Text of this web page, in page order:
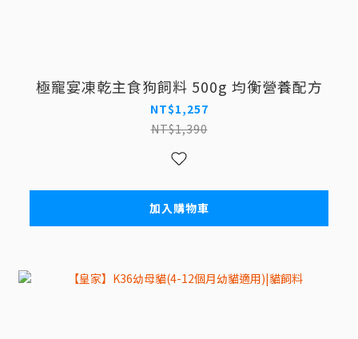
極寵宴凍乾主食狗飼料 500g 均衡營養配方
NT$1,257
NT$1,390
加入購物車